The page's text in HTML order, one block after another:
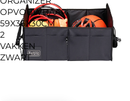
OPVOUWBAAR
59X36X30CM
2
VAKKEN
ZWART